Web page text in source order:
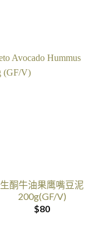
生酮牛油果鹰嘴豆泥
200g(GF/V)
$80